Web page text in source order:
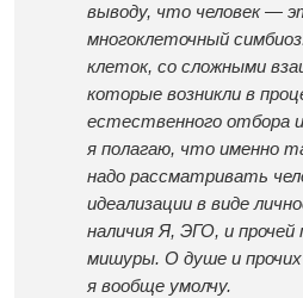
выводу, что человек —
многоклеточный
клеток, со сложными
которые возникли в
естественного отбора
я полагаю, что именно
надо рассматривать
идеализации в виде
наличия Я, ЭГО, и прочей
мишуры. О душе и прочих
я вообще умолчу.